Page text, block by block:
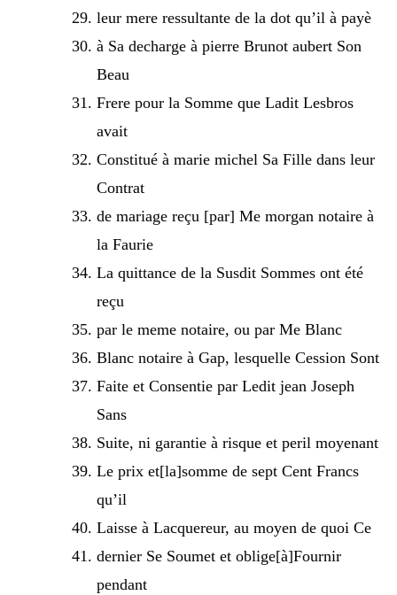
leur mere ressultante de la dot qu’il à payè
à Sa decharge à pierre Brunot aubert Son
Beau
Frere pour la Somme que Ladit Lesbros
avait
Constitué à marie michel Sa Fille dans leur
Contrat
de mariage reçu [par] Me morgan notaire à
la Faurie
La quittance de la Susdit Sommes ont été
reçu
par le meme notaire, ou par Me Blanc
Blanc notaire à Gap, lesquelle Cession Sont
Faite et Consentie par Ledit jean Joseph
Sans
Suite, ni garantie à risque et peril moyenant
Le prix et[la]somme de sept Cent Francs
qu’il
Laisse à Lacquereur, au moyen de quoi Ce
dernier Se Soumet et oblige[à]Fournir
pendant